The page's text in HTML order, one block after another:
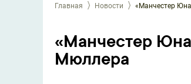
Главная Новости «Манчестер
«Манчестер
Мюллера